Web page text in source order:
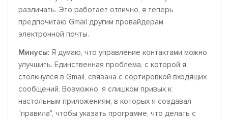
различать. Это работает отлично, я теперь
предпочитаю Gmail другим провайдерам
электронной почты.
Минусы: Я думаю, что управление контактами можно
улучшить. Единственная проблема, с которой я
столкнулся в Gmail, связана с сортировкой входящих
сообщений. Возможно, я слишком привык к
настольным приложениям, в которых я создавал
"правила", чтобы указать программе, что делать с